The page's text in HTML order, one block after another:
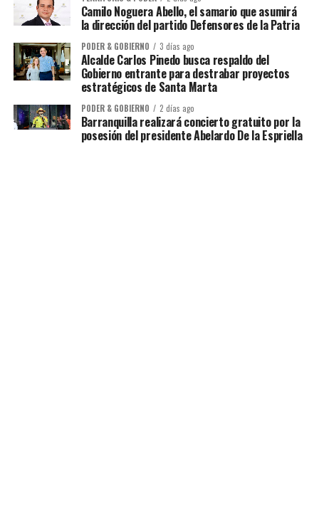
Camilo Noguera Abello, el samario que asumirá
la dirección del partido Defensores de la Patria
PODER & GOBIERNO 3 días ago
Alcalde Carlos Pinedo busca respaldo del
Gobierno entrante para destrabar proyectos
estratégicos de Santa Marta
PODER & GOBIERNO 2 días ago
Barranquilla realizará concierto gratuito por la
posesión del presidente Abelardo De la Espriella